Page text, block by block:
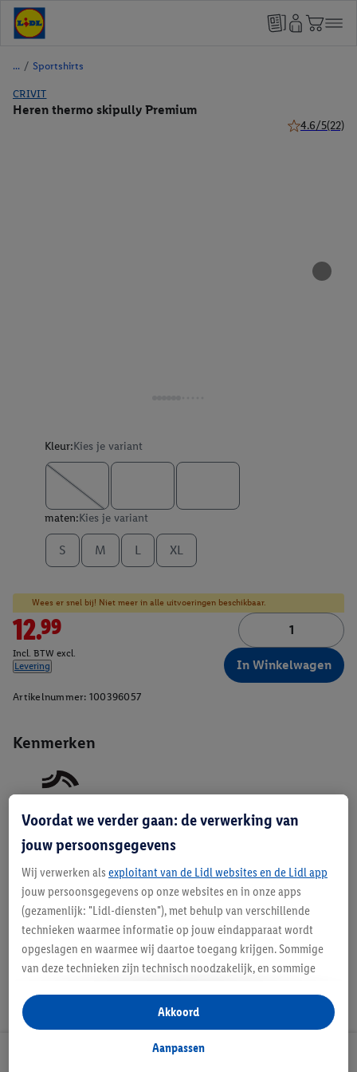
/ Sportshirts
CRIVIT
Heren thermo skipully Premium
4.6/5(22)
Kenmerken
Kleur:Kies je variant
maten:Kies je variant
S M L XL
Wees er snel bij! Niet meer in alle uitvoeringen beschikbaar.
12.99
Incl. BTW excl.
Levering
In Winkelwagen
Artikelnummer: 100396057
Beschrijving
Voordat we verder gaan: de verwerking van
jouw persoonsgegevens
Wij verwerken als exploitant van de Lidl websites en de Lidl app
jouw persoonsgegevens op onze websites en in onze apps
(gezamenlijk: "Lidl-diensten"), met behulp van verschillende
technieken waarmee informatie op jouw eindapparaat wordt
opgeslagen en waarmee wij daartoe toegang krijgen. Sommige
van deze technieken zijn technisch noodzakelijk, en sommige
opslaan van voorkeursinstellingen, het verzamelen en
analyseren van statistieken of voor het tonen van
gepersonaliseerde reclame binnen en buiten de Lidl-diensten.
Aanpassen
Akkoord